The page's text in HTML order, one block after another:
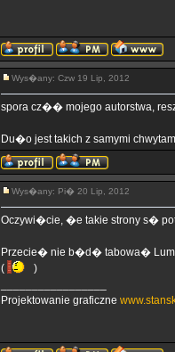
Wys�any: Czw 19 Lip, 2012
spora cz�� mojego autorstwa,
Du�o jest takich z samymi
Wys�any: Pi� 20 Lip, 2012
Oczywi�cie, �e takie strony s�
Przecie� nie b�d� tabowa�
(
)
Projektowanie graficzne